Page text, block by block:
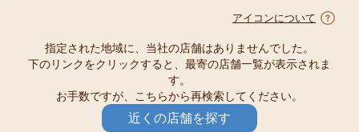
アイコンについて
指定された地域に、当社の店舗はありませんでした。
下のリンクをクリックすると、最寄の店舗一覧が表示されま
す。
お手数ですが、こちらから再検索してください。
近くの店舗を探す